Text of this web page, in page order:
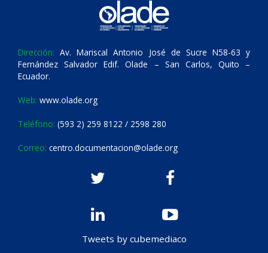
Dirección: Av. Mariscal Antonio José de Sucre N58-63 y
Fernández Salvador Edif. Olade – San Carlos, Quito –
Ecuador.
Web: www.olade.org
Teléfono: (593 2) 259 8122 / 2598 280
Correo: centro.documentacion@olade.org
Tweets by cubemediaco